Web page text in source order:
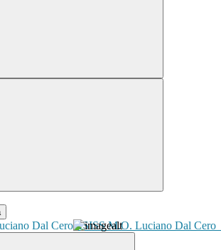
ISISS M.O. Luciano Dal Cero